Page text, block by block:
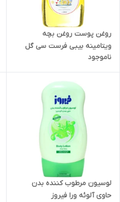
روغن پوست روغن بچه
ویتامینه بیبی فرست سی گل
ناموجود
لوسیون مرطوب کننده بدن
حاوی آلوئه ورا فیروز